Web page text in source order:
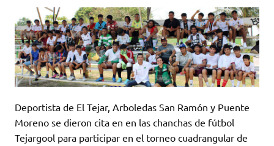
Deportista de El Tejar, Arboledas San Ramón y Puente
Moreno se dieron cita en en las chanchas de fútbol
Tejargool para participar en el torneo cuadrangular de